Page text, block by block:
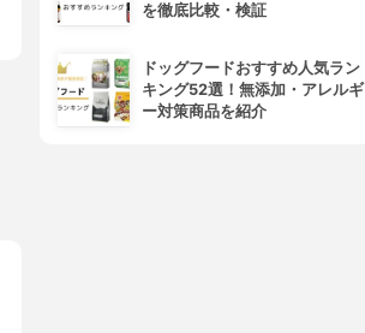
を徹底比較・検証
ドッグフードおすすめ人気ラン
キング52選！無添加・アレルギ
ー対策商品を紹介